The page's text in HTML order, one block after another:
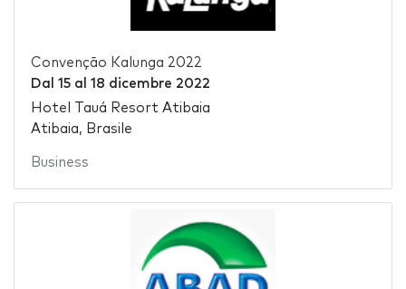
Convenção Kalunga 2022
Dal 15al 18 dicembre 2022
Hotel Tauá Resort Atibaia
Atibaia, Brasile
Business